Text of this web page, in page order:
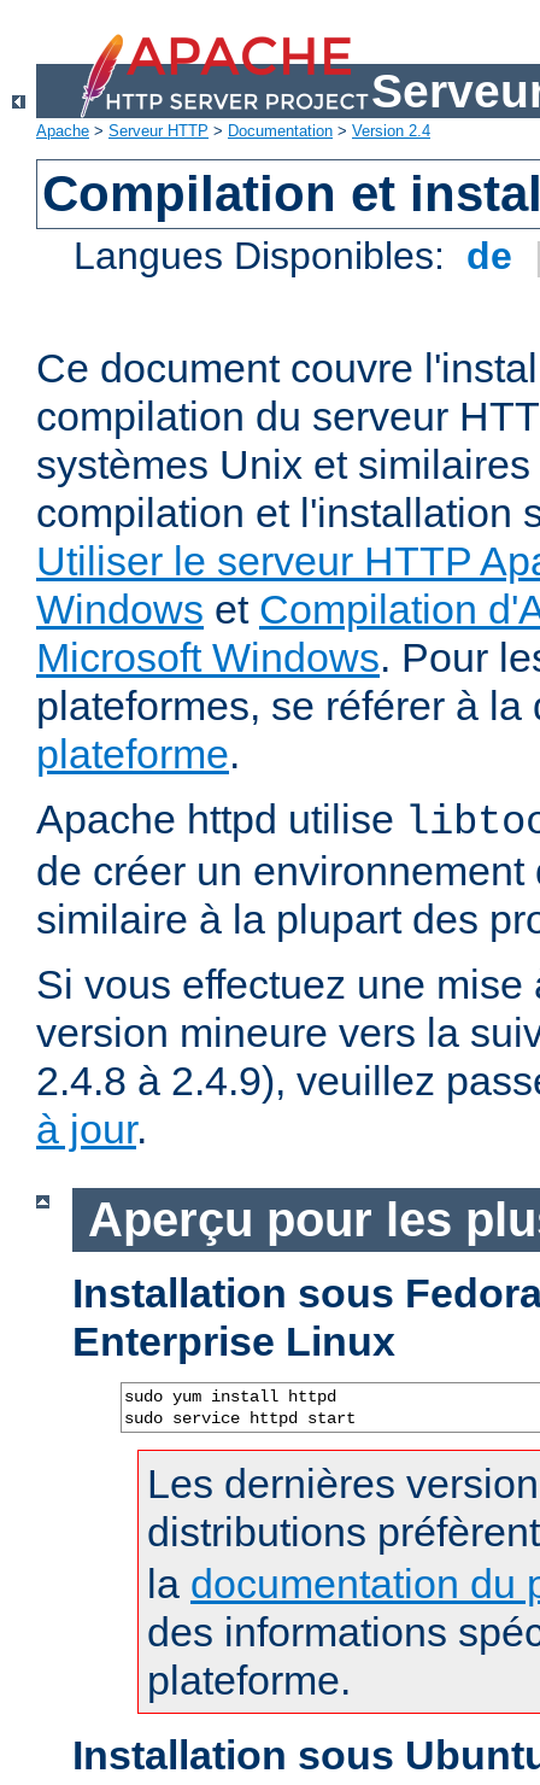
Apache > Serveur HTTP > Documentation > Version 2.4
Compilation et
Langues Disponibles: de
Ce document couvre
compilation du serveur
systèmes Unix et
compilation et l'installation
Utiliser le serveur HTTP
Windows et Compilation
Microsoft Windows. Pour
plateformes, se référer à
plateforme.
Apache httpd utilise
de créer un environnement
similaire à la plupart des
Si vous effectuez une
version mineure vers la
2.4.8 à 2.4.9), veuillez
à jour.
Aperçu pour les
Installation sous
Enterprise Linux
sudo yum install httpd
sudo service httpd start
Les dernières
distributions
la documentation du
des informations
plateforme.
Installation sous